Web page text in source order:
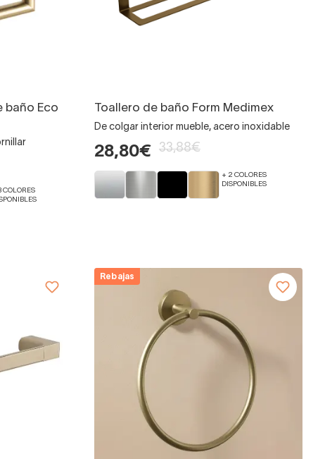
baño Eco
COLORES
Toallero de baño Form Medimex
De colgar interior mueble, acero inoxidable
28,80€ 33,88€
+ 2 COLORES
DISPONIBLES
Rebajas